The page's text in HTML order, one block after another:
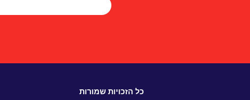
כל הזכויות שמורות